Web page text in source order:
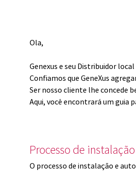
Ola,
Genexus e seu Distribuidor
Confiamos que GeneXus
Ser nosso cliente lhe concede
Aqui, você encontrará um guia
Processo de instalação
O processo de instalação e